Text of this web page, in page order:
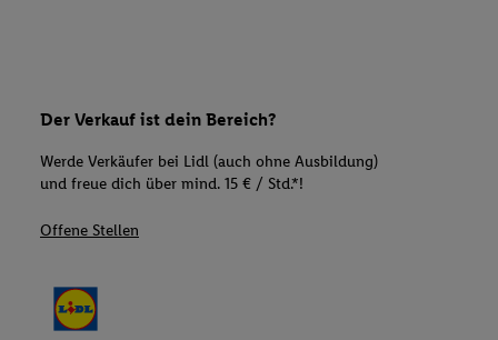
Der Verkauf ist dein Bereich?
Werde Verkäufer bei Lidl (auch ohne Ausbildung)
und freue dich über mind. 15 € / Std.*!
Offene Stellen